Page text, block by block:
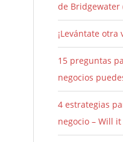
de Bridgewater
¡Levántate otra
15 preguntas
negocios
4 estrategias
negocio – Will it